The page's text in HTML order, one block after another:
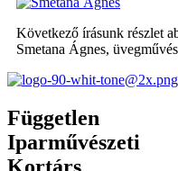
Következő írásunk részlet
Smetana Ágnes,
Független
Iparművészeti
Kortárs